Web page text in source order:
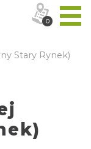
Stary Rynek)
0